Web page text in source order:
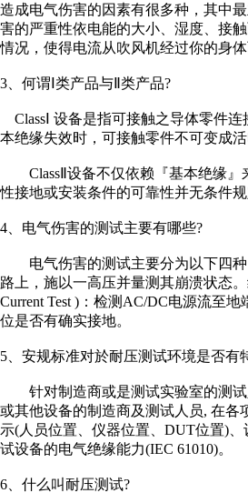
造成电气伤害的因素有很多种，其中
害的严重性依电能的大小、湿度、接
情况，使得电流从吹风机经过你的身
3、何谓Ⅰ类产品与Ⅱ类产品?
ClassⅠ 设备是指可接触之导体零件
本绝缘失效时，可接触零件不可变成
ClassⅡ设备不仅依赖『基本绝缘』
性接地或安装条件的可靠性并无条件规
4、电气伤害的测试主要有哪些?
电气伤害的测试主要分为以下四种：
路上，施以一高压并量测其崩溃状态。
Current Test )：检测AC/DC电源流至
位是否有确实接地。
5、安规标准对於耐压测试环境是否有
针对制造商或是测试实验室的测试
或其他设备的制造商及测试人员, 在
示(人员位置、仪器位置、DUT位置)
试设备的电气绝缘能力(IEC 61010)。
6、什么叫耐压测试?